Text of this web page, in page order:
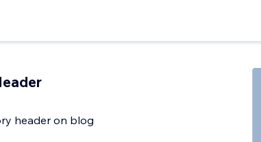
header on blog